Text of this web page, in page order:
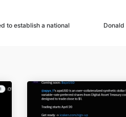
to establish a national
Donald